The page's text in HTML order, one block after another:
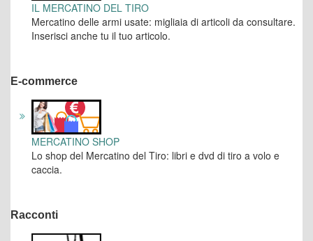
IL MERCATINO DEL TIRO
Mercatino delle armi usate: migliaia di articoli da consultare.
Inserisci anche tu il tuo articolo.
E-commerce
MERCATINO SHOP
Lo shop del Mercatino del Tiro: libri e dvd di tiro a volo e
caccia.
Racconti